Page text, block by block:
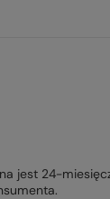
jest 24-